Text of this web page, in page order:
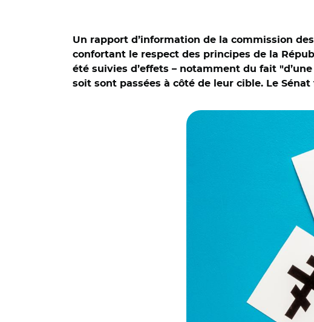
Un rapport d’information de la commission
confortant le respect des principes de la
été suivies d’effets – notamment du fait
soit sont passées à côté de leur cible. Le